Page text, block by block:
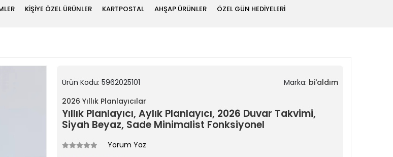
KİŞİYE ÖZEL ÜRÜNLER KARTPOSTAL AHŞAP ÜRÜNLER ÖZEL GÜN HEDİYELERİ
Ürün Kodu: 5962025101 Marka: bi'aldım
2026 Yıllık Planlayıcılar
Yıllık Planlayıcı, Aylık Planlayıcı, 2026 Duvar Takvimi,
Siyah Beyaz, Sade Minimalist Fonksiyonel
Yorum Yaz